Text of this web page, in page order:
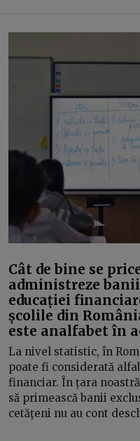
Cât de bine se
administreze
educației
școlile din
este analfabet în
La nivel statistic, în
poate fi considerată
financiar. În țara
să primească banii
cetățeni nu au cont